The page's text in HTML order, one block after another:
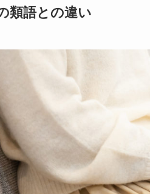
類語との違い